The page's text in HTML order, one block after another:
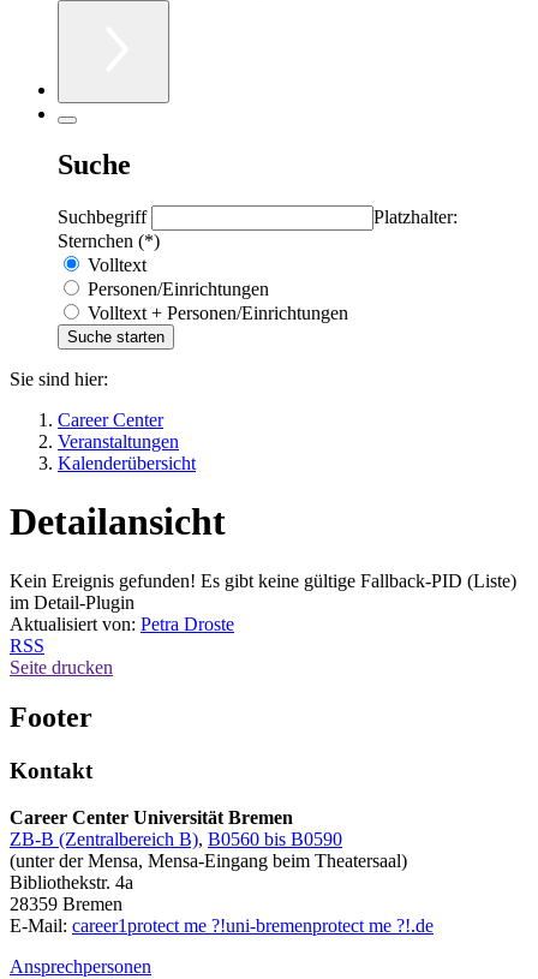
Suche
Suchbegriff
Platzhalter:
Sternchen (*)
Volltext
Personen/Einrichtungen
Volltext + Personen/Einrichtungen
Sie sind hier:
Career Center
Veranstaltungen
Kalenderübersicht
Detailansicht
Kein Ereignis gefunden! Es gibt keine gültige Fallback-PID (Liste)
im Detail-Plugin
Aktualisiert von: Petra Droste
RSS
Seite drucken
Footer
Kontakt
Career Center Universität Bremen
ZB-B (Zentralbereich B), B0560 bis B0590
(unter der Mensa, Mensa-Eingang beim Theatersaal)
Bibliothekstr. 4a
28359 Bremen
E-Mail: career1protect me ?!uni-bremenprotect me ?!.de
Ansprechpersonen